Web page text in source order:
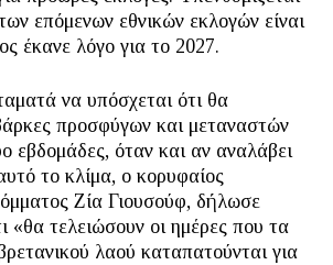
επόμενων εθνικών εκλογών είναι
έκανε λόγο για το 2027.
να υπόσχεται ότι θα
προσφύγων και μεταναστών
εβδομάδες, όταν και αν αναλάβει
το κλίμα, ο κορυφαίος
Ζία Γιουσούφ, δήλωσε
«θα τελειώσουν οι ημέρες που τα
λαού καταπατούνται για